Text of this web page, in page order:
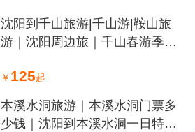
沈阳到千山旅游|千山游|鞍山旅
游｜沈阳周边旅｜千山春游季1
￥ 125起
本溪水洞旅游｜本溪水洞门票多
少钱｜沈阳到本溪水洞一日特价